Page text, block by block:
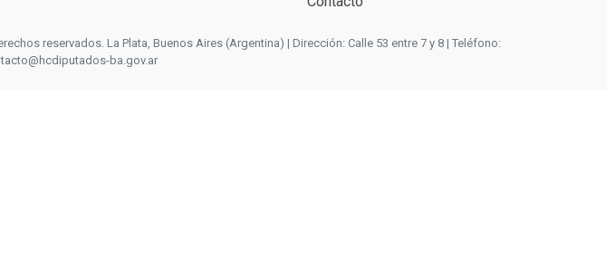
reservados. La Plata, Buenos Aires (Argentina) | Dirección: Calle 53 entre 7 y 8 | Teléfono:
ba.gov.ar